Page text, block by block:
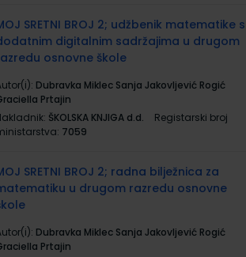
SRETNI BROJ 2; udžbenik matematike s
digitalnim sadržajima u drugom
osnovne škole
Dubravka Miklec Sanja Jakovljević Rogić
Prtajin
ŠKOLSKA KNJIGA d.d.
Registarski broj
7059
SRETNI BROJ 2; radna bilježnica za
u drugom razredu osnovne
Dubravka Miklec Sanja Jakovljević Rogić
Prtajin